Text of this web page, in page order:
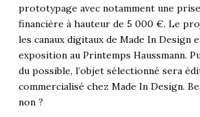
prototypage avec notamment une
financière à hauteur de 5 000 €. Le
les canaux digitaux de Made In Design
exposition au Printemps Haussmann.
du possible, l’objet sélectionné sera
commercialisé chez Made In Design.
non ?